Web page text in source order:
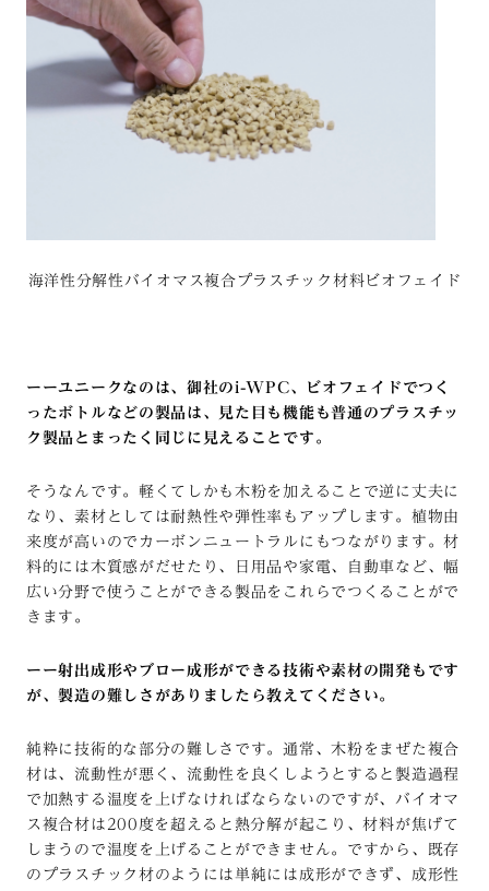
海洋性分解性バイオマス複合プラスチック材料ビオフェイド
ーーユニークなのは、御社のi-WPC、ビオフェイドでつく
ったボトルなどの製品は、見た目も機能も普通のプラスチッ
ク製品とまったく同じに見えることです。
そうなんです。軽くてしかも木粉を加えることで逆に丈夫に
なり、素材としては耐熱性や弾性率もアップします。植物由
来度が高いのでカーボンニュートラルにもつながります。材
料的には木質感がだせたり、日用品や家電、自動車など、幅
広い分野で使うことができる製品をこれらでつくることがで
きます。
ーー射出成形やブロー成形ができる技術や素材の開発もです
が、製造の難しさがありましたら教えてください。
純粋に技術的な部分の難しさです。通常、木粉をまぜた複合
材は、流動性が悪く、流動性を良くしようとすると製造過程
で加熱する温度を上げなければならないのですが、バイオマ
ス複合材は200度を超えると熱分解が起こり、材料が焦げて
しまうので温度を上げることができません。ですから、既存
のプラスチック材のようには単純には成形ができず、成形性